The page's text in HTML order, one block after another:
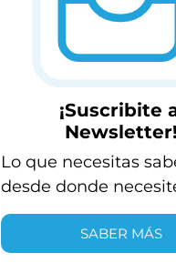
¡Suscribite
Lo que necesitas
desde donde
SABER MÁS